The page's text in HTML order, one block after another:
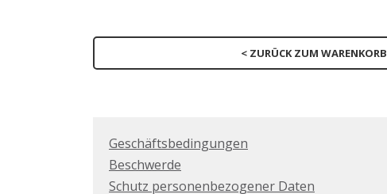
< ZURÜCK ZUM WARENKORB
Geschäftsbedingungen
Beschwerde
Schutz personenbezogener Daten